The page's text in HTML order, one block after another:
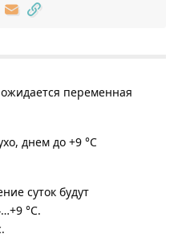
переменная
суток будут
°С.